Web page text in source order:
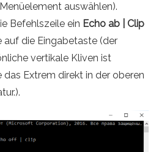
auswählen).
Befehlszeile ein Echo ab | Clip
auf die Eingabetaste (der
vertikale Kliven ist
das Extrem direkt in der oberen